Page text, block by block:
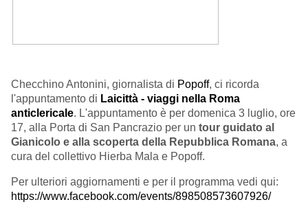
Checchino Antonini, giornalista di Popoff, ci ricorda
l'appuntamento di Laicittà - viaggi nella Roma
anticlericale. L'appuntamento è per domenica 3 luglio, ore
17, alla Porta di San Pancrazio per un tour guidato al
Gianicolo e alla scoperta della Repubblica Romana, a
cura del collettivo Hierba Mala e Popoff.
Per ulteriori aggiornamenti e per il programma vedi qui:
https://www.facebook.com/events/898508573607926/